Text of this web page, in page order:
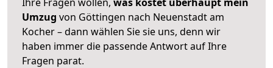
Umzug von Göttingen nach Neuenstadt am
Kocher – dann wählen Sie sie uns, denn wir
haben immer die passende Antwort auf Ihre
Fragen parat.